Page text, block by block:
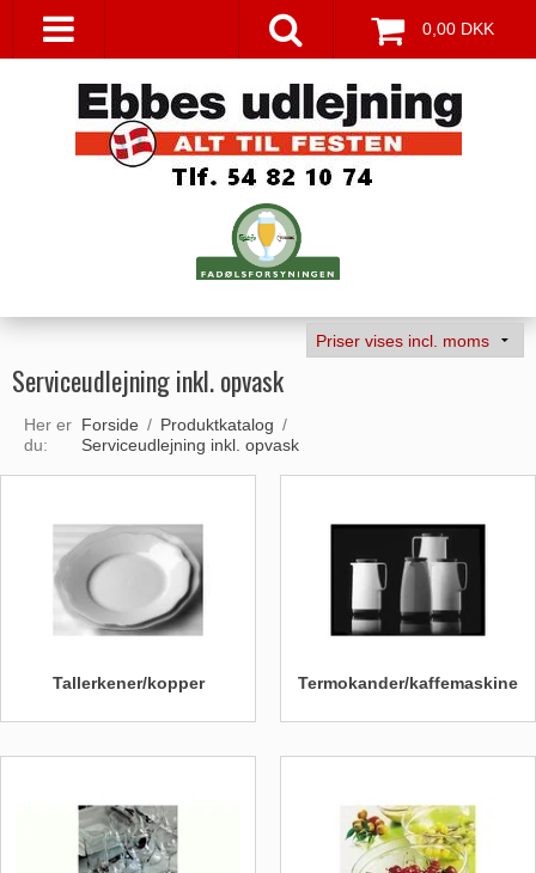
0,00 DKK
Serviceudlejning inkl. opvask
Her er
du:
Forside / Produktkatalog /
Serviceudlejning inkl. opvask
Tallerkener/kopper Termokander/kaffemaskine